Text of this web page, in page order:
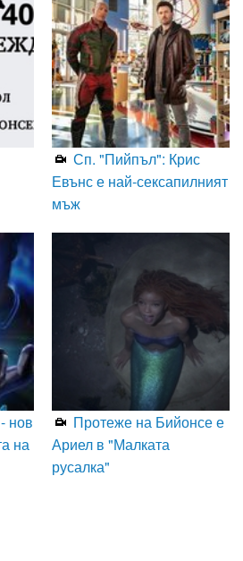
Сп. "Пийпъл": Крис
Евънс е най-сексапилният
мъж
нов
на
Протеже на Бийонсе е
Ариел в "Малката
русалка"